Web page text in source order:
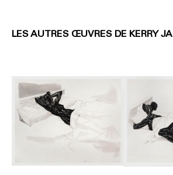
LES AUTRES ŒUVRES DE KERRY